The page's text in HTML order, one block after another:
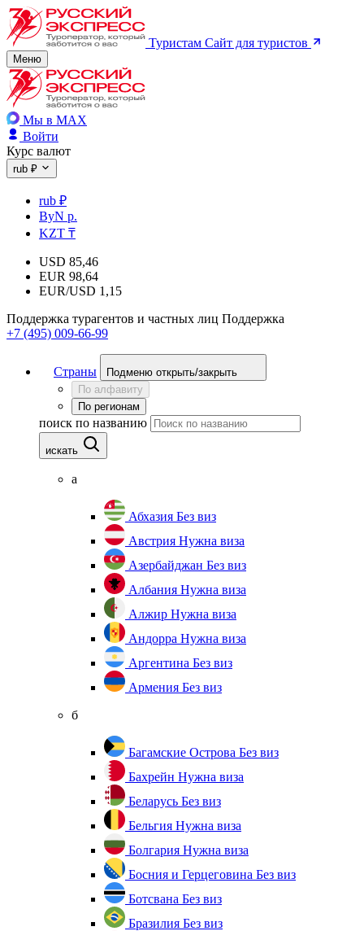
Туристам Сайт для туристов
Меню
Мы в MAX
Войти
Курс валют
rub ₽
rub ₽
ByN р.
KZT ₸
USD 85,46
EUR 98,64
EUR/USD 1,15
Поддержка турагентов и частных лиц Поддержка
+7 (495) 009-66-99
Страны
Подменю открыть/закрыть
По алфавиту
По регионам
поиск по названию
искать
а
Абхазия Без виз
Австрия Нужна виза
Азербайджан Без виз
Албания Нужна виза
Алжир Нужна виза
Андорра Нужна виза
Аргентина Без виз
Армения Без виз
б
Багамские Острова Без виз
Бахрейн Нужна виза
Беларусь Без виз
Бельгия Нужна виза
Болгария Нужна виза
Босния и Герцеговина Без виз
Ботсвана Без виз
Бразилия Без виз